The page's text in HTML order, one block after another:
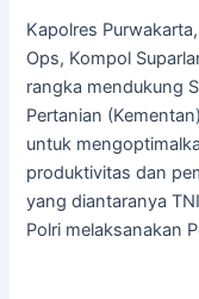
Kapolres
Ops, Kompol
rangka mendukung
Pertanian
untuk
produktivitas dan
yang diantaranya
Polri melaksanakan